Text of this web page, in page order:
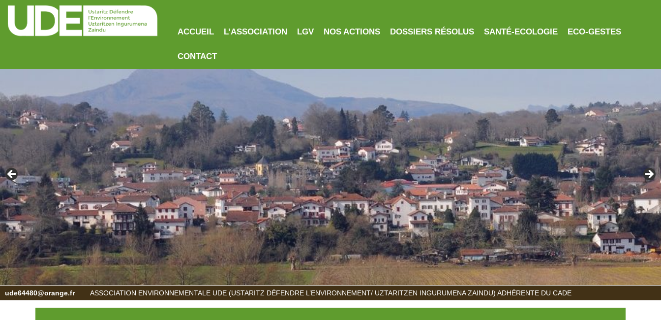
ACCUEIL L’ASSOCIATION LGV NOS ACTIONS DOSSIERS RÉSOLUS SANTÉ-ECOLOGIE ECO-GESTES
CONTACT
ASSOCIATION ENVIRONNEMENTALE UDE (USTARITZ DÉFENDRE L’ENVIRONNEMENT/ UZTARITZEN INGURUMENA ZAINDU) ADHÉRENTE DU CADE
ude64480@orange.fr